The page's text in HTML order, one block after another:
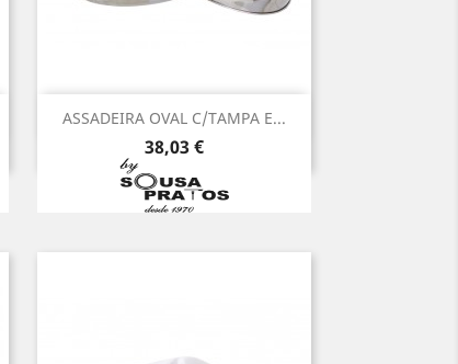
ASSADEIRA OVAL C/TAMPA E...
Preço
38,03 €
Vista rápida